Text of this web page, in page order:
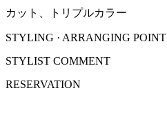
カット、トリプルカラー
STYLING · ARRANGING POINT
STYLIST COMMENT
RESERVATION